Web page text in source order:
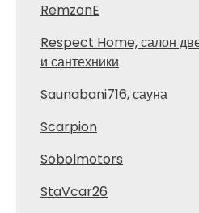
RemzonE
Respect Home, салон
и сантехники
Saunabani716, сауна
Scarpion
Sobolmotors
StaVcar26